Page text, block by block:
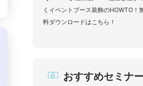
くイベントブース装飾のHOWTO！
料ダウンロードはこちら！
おすすめセミナー